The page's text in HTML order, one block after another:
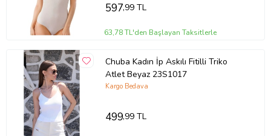
597,99 TL
63,78 TL'den Başlayan Taksitlerle
Chuba Kadın İp Askılı Fitilli Triko
Atlet Beyaz 23S1017
Kargo Bedava
499,99 TL